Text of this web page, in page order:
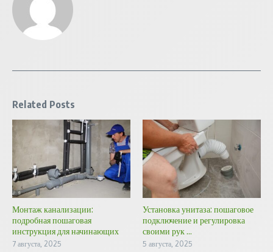
Related Posts
Монтаж канализации:
подробная пошаговая
инструкция для начинающих
7 августа, 2025
Установка унитаза: пошаговое
подключение и регулировка
своими рук ...
5 августа, 2025